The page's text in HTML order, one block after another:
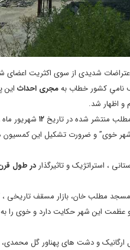
جلسه علنی عصر روز یکشنبه ۱۶ شهریور ماه ۱۳۹۹ اعتراضات
نامیِ کشور خطاب بهمجری احداث این
و اظهار شد.
منتشر شده در تاریخ ۱۲ شهریور ماه
خوی” و ضرورت تشکیل این
، استراتژیک و تاثیرگذاردر طول
مسجد مطلب خان، بازار مسقف
عظمت این شهر حکایت دارد و خوی را به
و دشت های پهناور گل محمدی،